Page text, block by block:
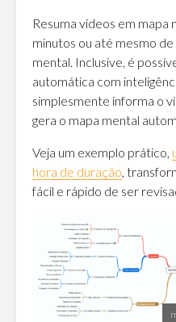
Resuma vídeos em mapa
minutos ou até mesmo
mental. Inclusive, é
automática com
simplesmente informa o
gera o mapa mental
Veja um exemplo prático,
hora de duração,
fácil e rápido de ser